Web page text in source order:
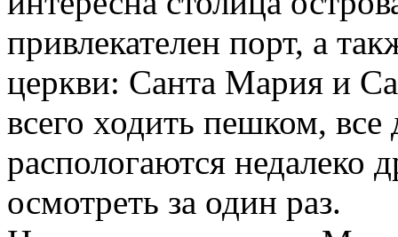
привлекателен порт, а
церкви: Санта Мария и
всего ходить пешком, все
распологаются недалеко
осмотреть за один раз.